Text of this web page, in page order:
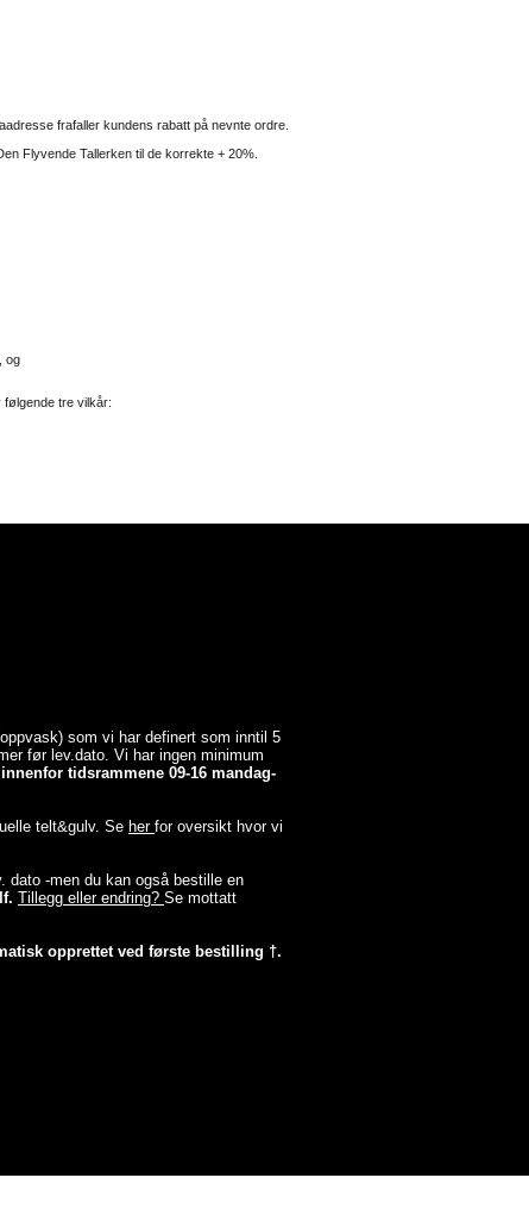
frafaller kundens rabatt på nevnte ordre.
Flyvende Tallerken til de korrekte + 20%.
og
tre vilkår:
som vi har definert som inntil 5
før lev.dato. Vi har ingen minimum
tidsrammene 09-16 mandag-
telt&gulv. Se her for oversikt hvor vi
dato -men du kan også bestille en
Tillegg eller endring? Se mottatt
opprettet ved første bestilling †.